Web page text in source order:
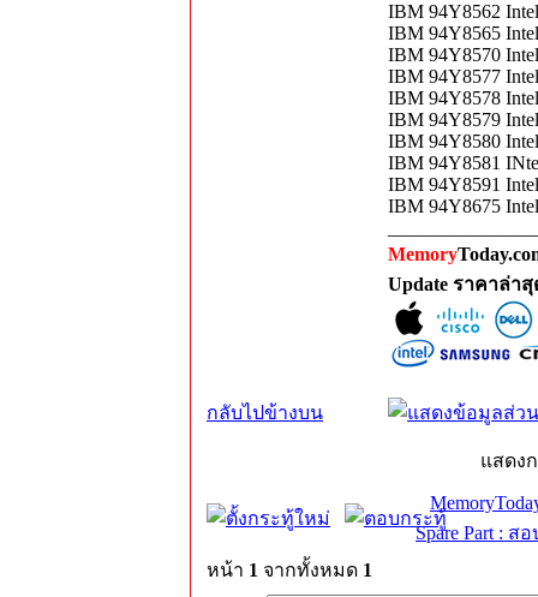
IBM 94Y8562
IBM 94Y8565
IBM 94Y8570
IBM 94Y8577
IBM 94Y8578
IBM 94Y8579
IBM 94Y8580
IBM 94Y8581
IBM 94Y8591
IBM 94Y8675
Memory
Update ราคาล่า
กลับไปข้างบน
แสดง
Spare Part : ส
หน้า 1 จากทั้งหมด 1